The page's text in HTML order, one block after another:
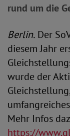
rund um die
Berlin. Der
diesem Jahr
wurde der
Mehr Infos
https://